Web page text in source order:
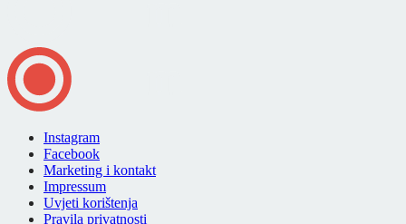
Instagram
Facebook
Marketing i kontakt
Impressum
Uvjeti korištenja
Pravila privatnosti